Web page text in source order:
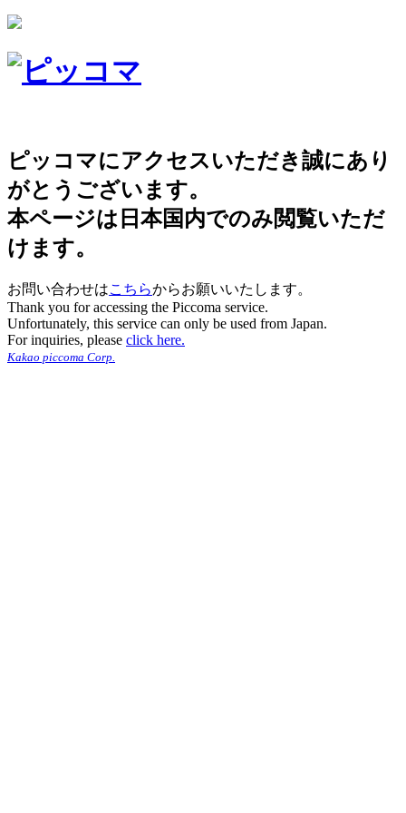
ピッコマにアクセスいただき誠にあり
がとうございます。
本ページは日本国内でのみ閲覧いただ
けます。
お問い合わせはこちらからお願いいたします。
Thank you for accessing the Piccoma service.
Unfortunately, this service can only be used from Japan.
For inquiries, please click here.
Kakao piccoma Corp.